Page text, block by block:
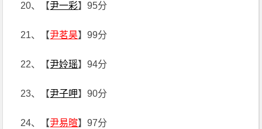
20、【尹一彩】95分
21、【尹茗昊】99分
22、【尹姈瑶】94分
23、【尹子呷】90分
24、【尹易暄】97分